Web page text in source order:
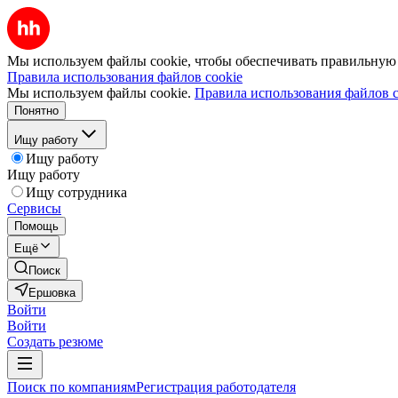
Мы используем файлы cookie, чтобы обеспечивать правильную
Правила использования файлов cookie
Мы используем файлы cookie. Правила использования файлов
Понятно
Ищу работу
Ищу работу
Ищу работу
Ищу сотрудника
Сервисы
Помощь
Ещё
Поиск
Ершовка
Войти
Войти
Создать резюме
Поиск по компаниямРегистрация работодателя